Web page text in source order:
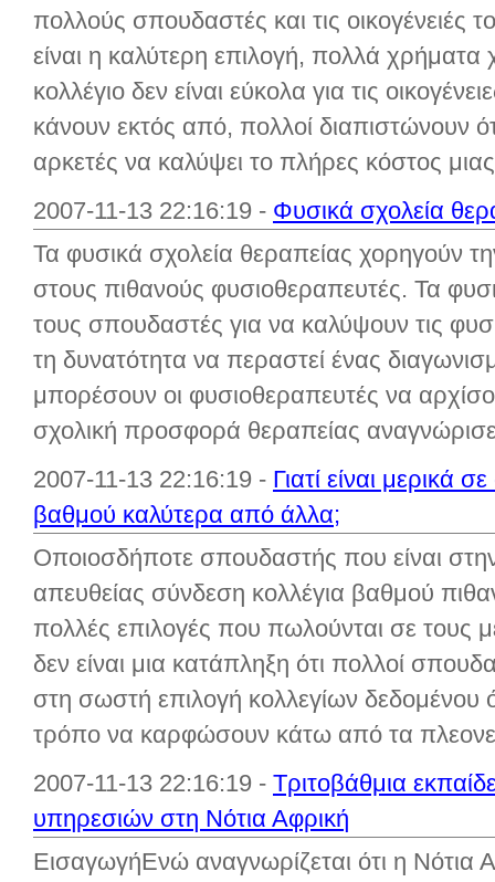
πολλούς σπουδαστές και τις
είναι η καλύτερη επιλογή, πολλά χρήματα
κολλέγιο δεν είναι εύκολα για τις
κάνουν εκτός από, πολλοί διαπιστώνουν
αρκετές να καλύψει το πλήρες κόστος
2007-11-13 22:16:19 - Φυσικά σχολεία
Τα φυσικά σχολεία θεραπείας χορηγούν
στους πιθανούς φυσιοθεραπευτές. Τα
τους σπουδαστές για να καλύψουν τις
τη δυνατότητα να περαστεί ένας
μπορέσουν οι φυσιοθεραπευτές να
σχολική προσφορά θεραπείας
2007-11-13 22:16:19 - Γιατί είναι μερικά
βαθμού καλύτερα από άλλα;
Οποιοσδήποτε σπουδαστής που είναι
απευθείας σύνδεση κολλέγια βαθμού
πολλές επιλογές που πωλούνται σε τους
δεν είναι μια κατάπληξη ότι πολλοί
στη σωστή επιλογή κολλεγίων δεδομένου
τρόπο να καρφώσουν κάτω από τα
2007-11-13 22:16:19 - Τριτοβάθμια
υπηρεσιών στη Νότια Αφρική
ΕισαγωγήΕνώ αναγνωρίζεται ότι η Νότια